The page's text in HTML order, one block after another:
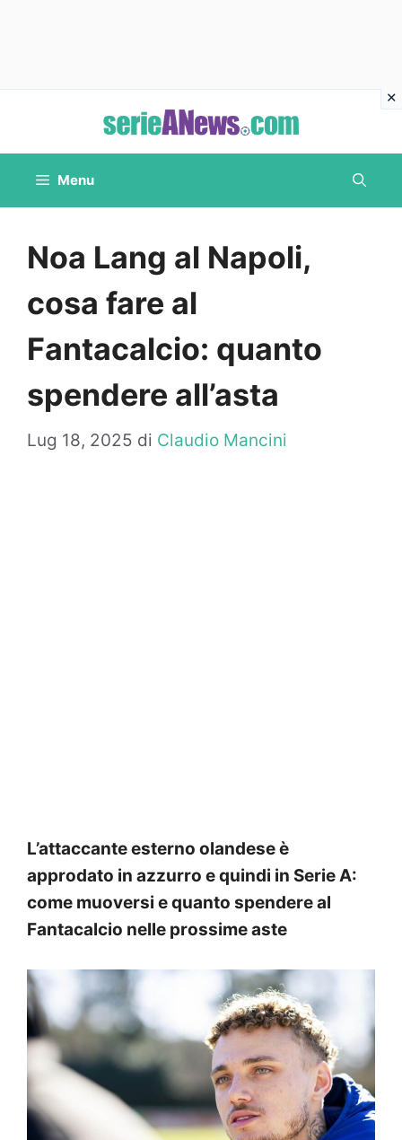
contenuto
Menu
Noa Lang al Napoli,
cosa fare al
Fantacalcio: quanto
spendere all’asta
Lug 18, 2025 di Claudio Mancini
L’attaccante esterno olandese è
approdato in azzurro e quindi in Serie A:
come muoversi e quanto spendere al
Fantacalcio nelle prossime aste